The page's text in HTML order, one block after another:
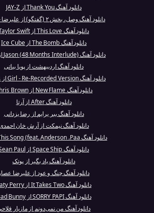
دانلود آهنگ Thank You از JAY-Z
دانلود آهنگ وصل، بخش ۲ (گفتگو) از علیرضا جی جی
دانلود آهنگ This Love از Taylor Swift
دانلود آهنگ The Bomb از Ice Cube
دانلود آهنگ Jason (48 Months Interlude) از Xzibit
دانلود آهنگ اردیبهشت از پویا بیاتی
دانلود آهنگ Girl - Re-Recorded Version از Chris...
دانلود آهنگ New Flame از Chris Brown
دانلود آهنگ After از آرتا
دانلود آهنگ ببر برایم از رضا یزدانی
دانلود آهنگ نیمکت از آرش خان
دانلود آهنگ Play This Song (feat. Anderson .Paa...
دانلود آهنگ Space Ship از Sean Paul
دانلود آهنگ یاد بگیر از پوتک
دانلود آهنگ چنگ و عود از علیرضا عصار
دانلود آهنگ It Takes Two از Katy Perry
دانلود آهنگ SORRY PAPI از Bad Bunny
دانلود آهنگ من نمی‌دونم از مازیار